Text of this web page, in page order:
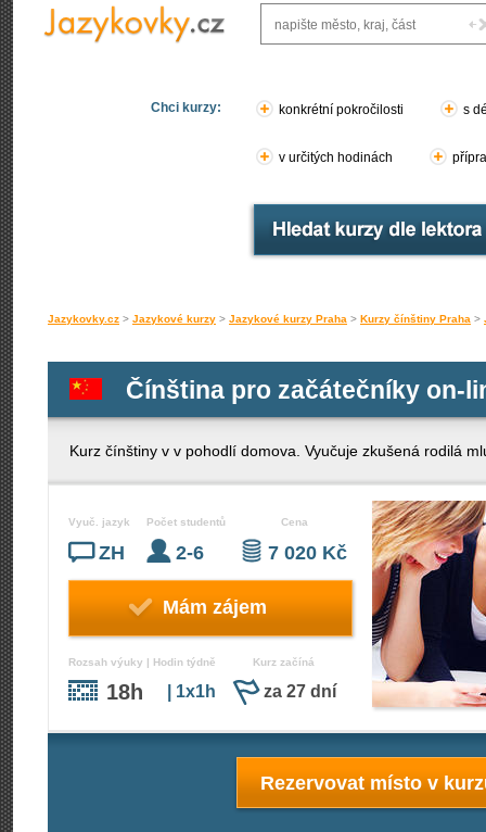
Chci kurzy: konkrétní pokročilosti s
v určitých hodinách
Jazykovky.cz > Jazykové kurzy > Jazykové kurzy Praha > Kurzy čínštiny Praha >
Čínština pro začátečníky on-
Kurz čínštiny v v pohodlí domova. Vyučuje zkušená rodilá
Vyuč. jazyk
ZH
Počet studentů
2-6
Cena
7 020 Kč
Mám zájem
Rozsah výuky | Hodin týdně
18h | 1x1h
Kurz začíná
za 27 dní
Rezervovat místo v